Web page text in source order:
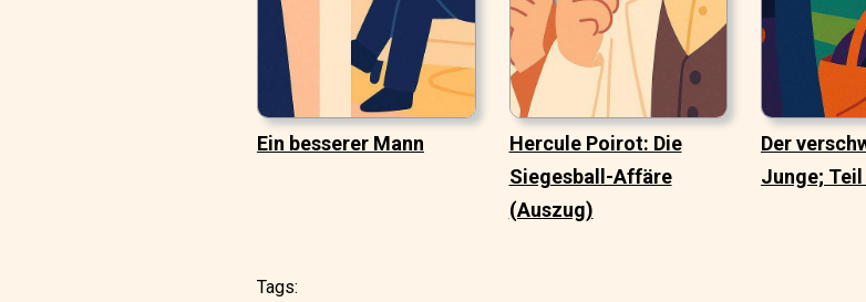
Ein besserer Mann
Hercule Poirot: Die
Siegesball-Affäre
(Auszug)
Der
Junge; Teil
Tags: